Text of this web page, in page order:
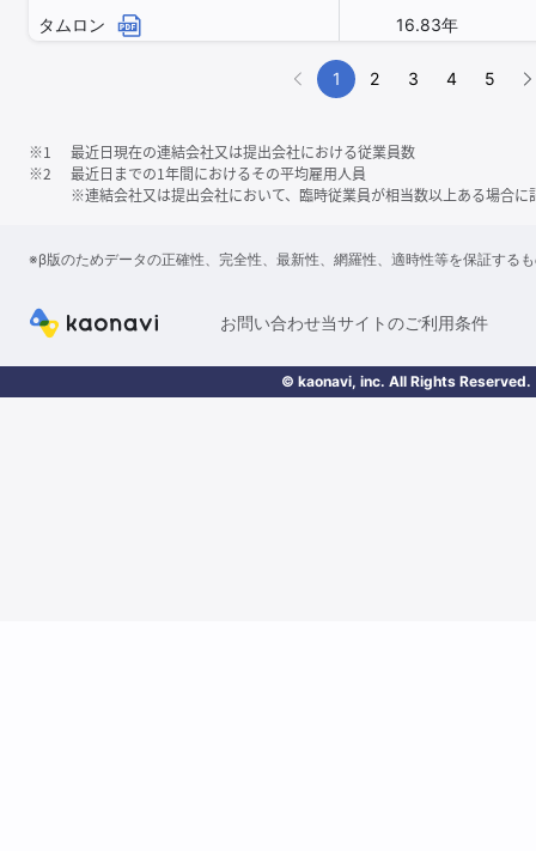
タムロン 16.83年
1 2 3 4 5
※1
最近日現在の連結会社又は提出会社における従業員数
※2
最近日までの1年間におけるその平均雇用人員
※連結会社又は提出会社において、臨時従業員が相当数以上ある場合に
※β版のためデータの正確性、完全性、最新性、網羅性、適時性等を保証する
お問い合わせ当サイトのご利用条件
© kaonavi, inc. All Rights Reserved.